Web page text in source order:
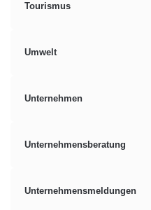
Tourismus
Umwelt
Unternehmen
Unternehmensberatung
Unternehmensmeldungen